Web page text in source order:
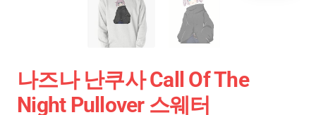
나즈나 난쿠사 Call Of The
Night Pullover 스웨터